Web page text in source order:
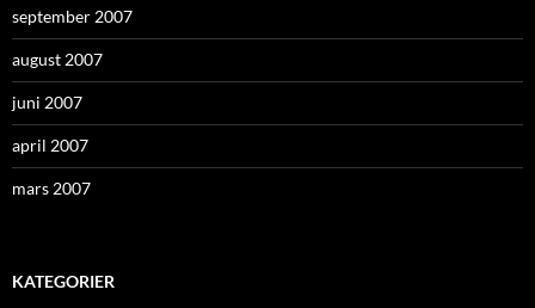
september 2007
august 2007
juni 2007
april 2007
mars 2007
KATEGORIER